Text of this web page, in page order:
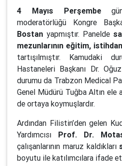
4 Mayıs Perşembe
moderatörlüğü Kongre
Bostan yapmıştır. Panelde
mezunlarının eğitim,
tartışılmıştır. Kamudaki
Hastaneleri Başkanı Dr.
durumu da Trabzon Medical
Genel Müdürü Tuğba Altın
de ortaya koymuşlardır.
Ardından Filistin’den gelen
Yardımcısı Prof. Dr.
çalışanlarının maruz kaldıkları
boyutu ile katılımcılara ifade